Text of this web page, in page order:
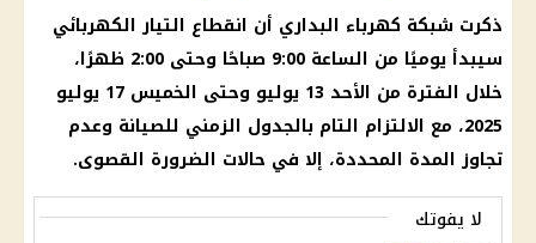
ذكرت شبكة كهرباء البداري أن انقطاع التيار الكهربائي
سيبدأ يوميًا من الساعة 9:00 صباحًا وحتى 2:00 ظهرًا،
خلال الفترة من الأحد 13 يوليو وحتى الخميس 17
يوليو
2025، مع الالتزام التام بالجدول الزمني للصيانة وعدم
تجاوز المدة المحددة، إلا في حالات الضرورة القصوى.
لا يفوتك